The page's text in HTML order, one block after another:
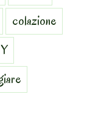
colazione